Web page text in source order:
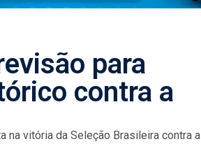
para
contra a
na vitória da Seleção Brasileira contra a